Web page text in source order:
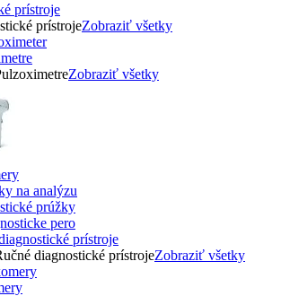
prístroje
prístrojeZobraziť všetky
Zobraziť všetky
prúžky
prístroje
diagnostické prístrojeZobraziť všetky